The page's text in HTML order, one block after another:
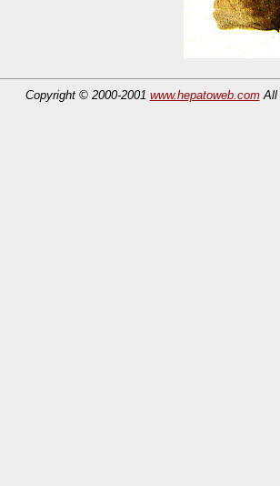
Copyright © 2000-2001 www.hepatoweb.comAll